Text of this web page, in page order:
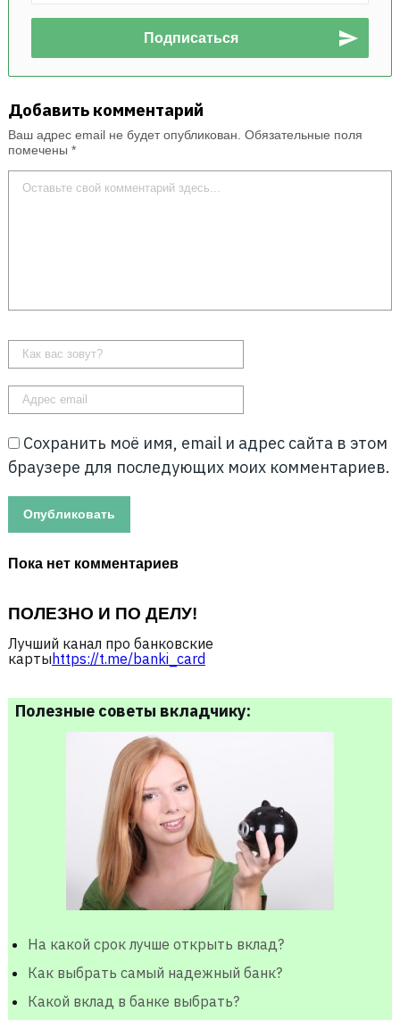
Добавить комментарий
Ваш адрес email не будет опубликован. Обязательные поля
помечены *
Сохранить моё имя, email и адрес сайта в этом
браузере для последующих моих комментариев.
Пока нет комментариев
ПОЛЕЗНО И ПО ДЕЛУ!
Лучший канал про банковские
карты https://t.me/banki_card
Полезные советы вкладчику:
На какой срок лучше открыть вклад?
Как выбрать самый надежный банк?
Какой вклад в банке выбрать?